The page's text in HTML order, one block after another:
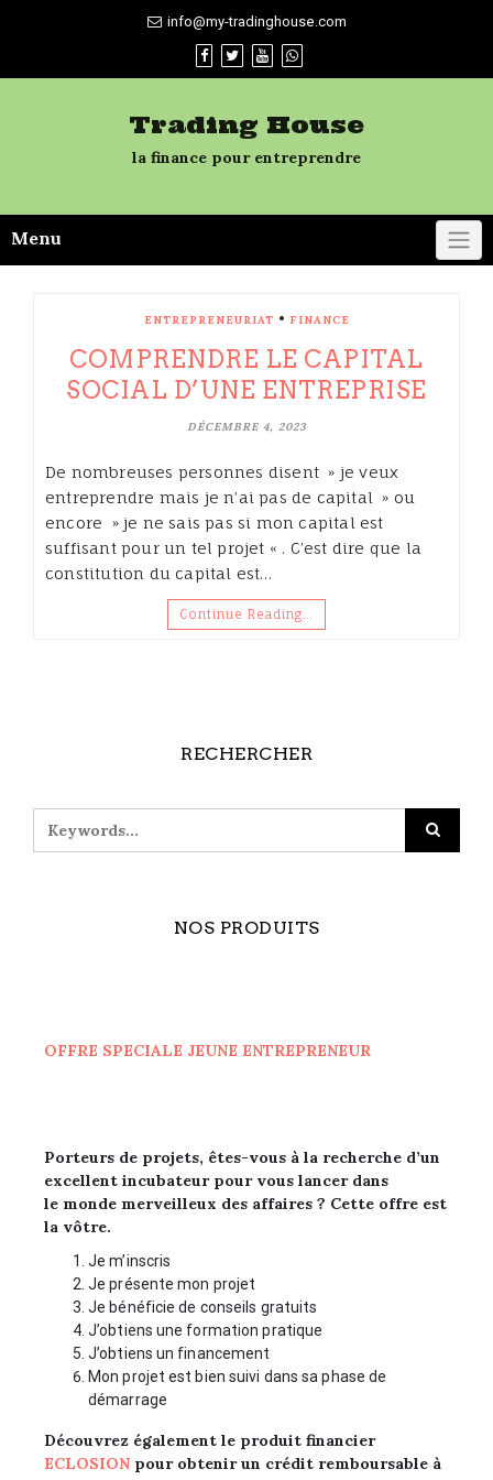
info@my-tradinghouse.com
Trading House
la finance pour entreprendre
Menu
ENTREPRENEURIAT • FINANCE
COMPRENDRE LE CAPITAL
SOCIAL D’UNE ENTREPRISE
DÉCEMBRE 4, 2023
De nombreuses personnes disent » je veux
entreprendre mais je n’ai pas de capital » ou
encore » je ne sais pas si mon capital est
suffisant pour un tel projet « . C’est dire que la
constitution du capital est…
Continue Reading…
RECHERCHER
NOS PRODUITS
OFFRE SPECIALE JEUNE ENTREPRENEUR
Porteurs de projets, êtes-vous à la recherche d’un
excellent incubateur pour vous lancer dans
le monde merveilleux des affaires ? Cette offre est
la vôtre.
Je m’inscris
Je présente mon projet
Je bénéficie de conseils gratuits
J’obtiens une formation pratique
J’obtiens un financement
Mon projet est bien suivi dans sa phase de
démarrage
Découvrez également le produit financier
ECLOSION pour obtenir un crédit remboursable à